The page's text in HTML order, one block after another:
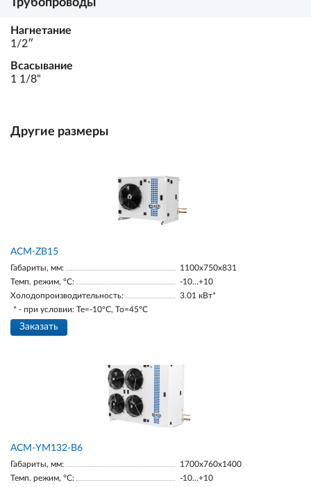
Трубопроводы
Нагнетание
1/2ʺ
Всасывание
1 1/8"
Другие размеры
ACM-ZB15
Габариты, мм:
1100х750х831
Темп. режим, °С:
-10…+10
Холодопроизводительность:
3.01 кВт*
* - при условии: Te=-10ºC, To=45ºC
Заказать
АСМ-YM132-В6
Габариты, мм:
1700х760х1400
Темп. режим, °С:
-10…+10